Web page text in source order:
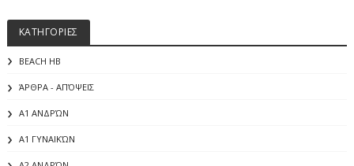
ΚΑΤΗΓΟΡΙΕΣ
BEACH HB
ΆΡΘΡΑ - ΑΠΌΨΕΙΣ
Α1 ΑΝΔΡΏΝ
Α1 ΓΥΝΑΙΚΏΝ